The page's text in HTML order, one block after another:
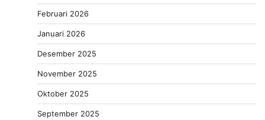
Februari 2026
Januari 2026
Desember 2025
November 2025
Oktober 2025
September 2025